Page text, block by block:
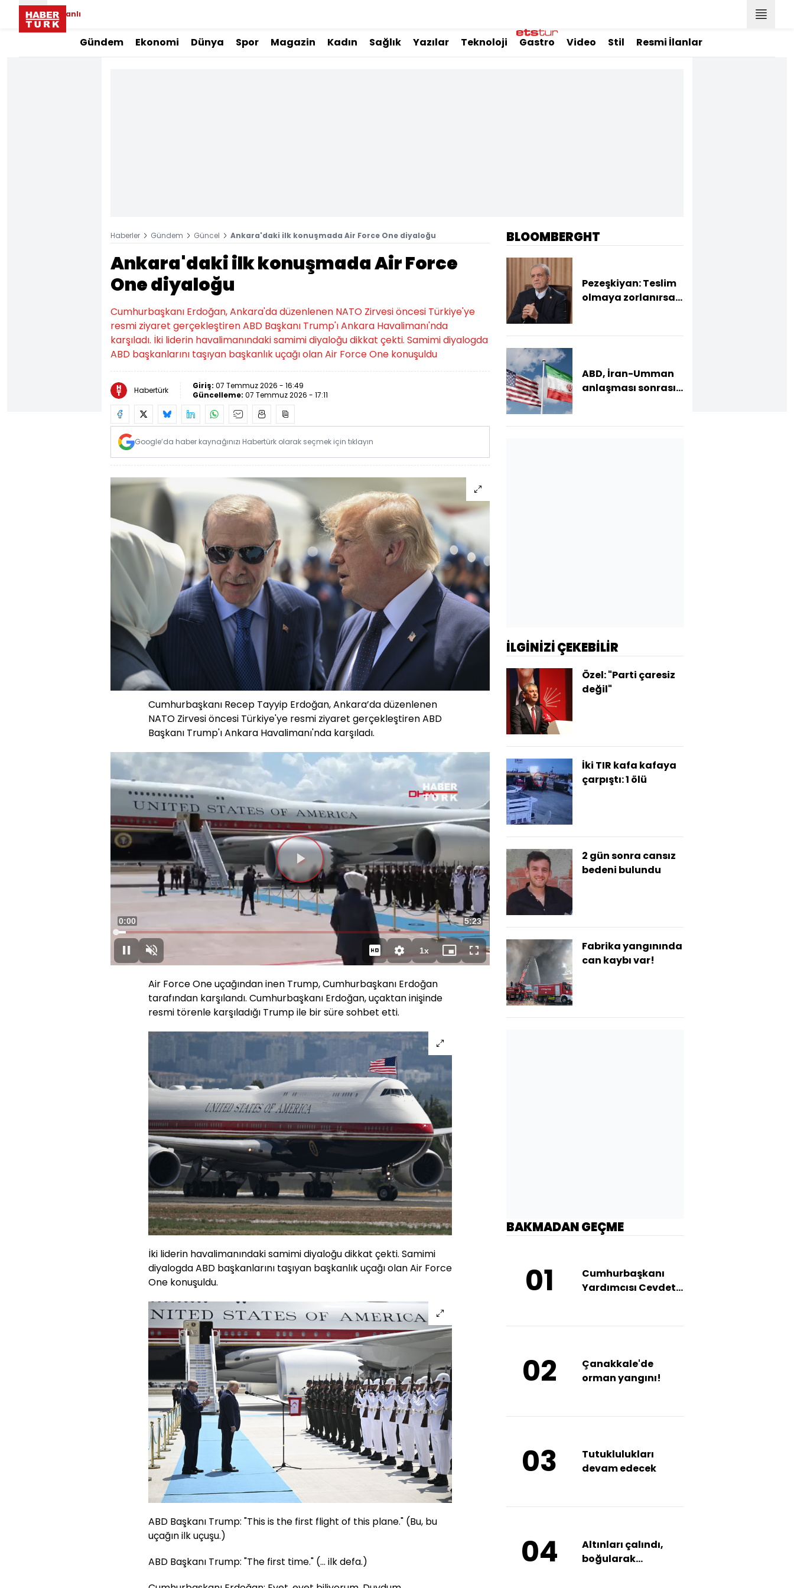
Canlı
Gündem Ekonomi Dünya Spor Magazin Kadın Sağlık Yazılar Teknoloji Gastro Video Stil Resmi İlanlar
Haberler Gündem Güncel Ankara'daki ilk konuşmada Air Force One diyaloğu
Ankara'daki ilk konuşmada Air Force
One diyaloğu
Cumhurbaşkanı Erdoğan, Ankara'da düzenlenen NATO Zirvesi öncesi Türkiye'ye
resmi ziyaret gerçekleştiren ABD Başkanı Trump'ı Ankara Havalimanı'nda
karşıladı. İki liderin havalimanındaki samimi diyaloğu dikkat çekti. Samimi diyalogda
ABD başkanlarını taşıyan başkanlık uçağı olan Air Force One konuşuldu
Habertürk Giriş: 07 Temmuz 2026 - 16:49
Güncelleme: 07 Temmuz 2026 - 17:11
Google’da haber kaynağınızı Habertürk olarak seçmek için tıklayın
Cumhurbaşkanı Recep Tayyip Erdoğan, Ankara’da düzenlenen
NATO Zirvesi öncesi Türkiye'ye resmi ziyaret gerçekleştiren ABD
Başkanı Trump'ı Ankara Havalimanı'nda karşıladı.
Videoyu
Oynat
Oynat Sesi
Aç
Süre
0:00 Toplam
Süre
5:23
Yüklendi:
2.56%
1xOynatma
Hızı
Mini
oynatıcı
Tam
Ekran
Air Force One uçağından inen Trump, Cumhurbaşkanı Erdoğan
tarafından karşılandı. Cumhurbaşkanı Erdoğan, uçaktan inişinde
resmi törenle karşıladığı Trump ile bir süre sohbet etti.
İki liderin havalimanındaki samimi diyaloğu dikkat çekti. Samimi
diyalogda ABD başkanlarını taşıyan başkanlık uçağı olan Air Force
One konuşuldu.
ABD Başkanı Trump: "This is the first flight of this plane." (Bu, bu
uçağın ilk uçuşu.)
ABD Başkanı Trump: "The first time." (... ilk defa.)
BLOOMBERGHT
Pezeşkiyan: Teslim
olmaya zorlanırsak
ABD, İran-Umman
anlaşması sonrası
İLGİNİZİ ÇEKEBİLİR
Özel: "Parti çaresiz
değil"
İki TIR kafa kafaya
çarpıştı: 1 ölü
2 gün sonra cansız
bedeni bulundu
Fabrika yangınında
can kaybı var!
BAKMADAN GEÇME
01
Cumhurbaşkanı
Yardımcısı Cevdet
açıkladı
02
Çanakkale'de
orman yangını!
03
Tutuklulukları
devam edecek
04
Altınları çalındı,
boğularak